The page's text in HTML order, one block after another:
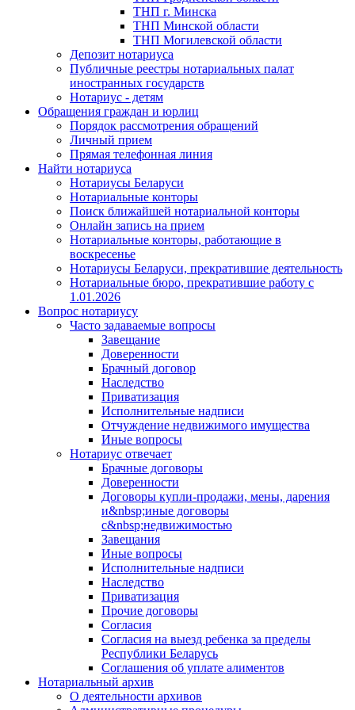
ТНП г. Минска
ТНП Минской области
ТНП Могилевской области
Депозит нотариуса
Публичные реестры нотариальных палат
иностранных государств
Нотариус - детям
Обращения граждан и юрлиц
Порядок рассмотрения обращений
Личный прием
Прямая телефонная линия
Найти нотариуса
Нотариусы Беларуси
Нотариальные конторы
Поиск ближайшей нотариальной конторы
Онлайн запись на прием
Нотариальные конторы, работающие в
воскресенье
Нотариусы Беларуси, прекратившие деятельность
Нотариальные бюро, прекратившие работу с
1.01.2026
Вопрос нотариусу
Часто задаваемые вопросы
Завещание
Доверенности
Брачный договор
Наследство
Приватизация
Исполнительные надписи
Отчуждение недвижимого имущества
Иные вопросы
Нотариус отвечает
Брачные договоры
Доверенности
Договоры купли-продажи, мены, дарения
и&nbsp;иные договоры
с&nbsp;недвижимостью
Завещания
Иные вопросы
Исполнительные надписи
Наследство
Приватизация
Прочие договоры
Согласия
Согласия на выезд ребенка за пределы
Республики Беларусь
Соглашения об уплате алиментов
Нотариальный архив
О деятельности архивов